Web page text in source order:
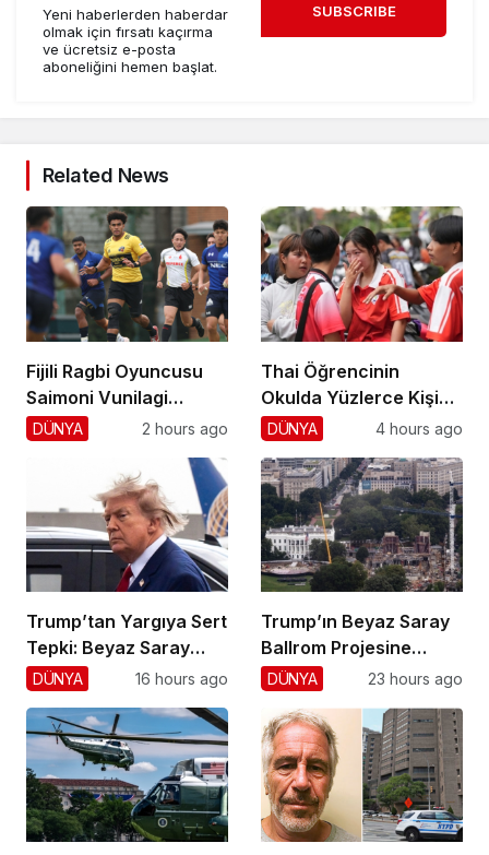
Yeni haberlerden haberdar
olmak için fırsatı kaçırma
ve ücretsiz e-posta
aboneliğini hemen başlat.
SUBSCRIBE
Related News
Fijili Ragbi Oyuncusu
Saimoni Vunilagi
Hayatını Kaybetti
DÜNYA 2 hours ago
Thai Öğrencinin
Okulda Yüzlerce Kişiyi
Vurdu!
DÜNYA 4 hours ago
Trump’tan Yargıya Sert
Tepki: Beyaz Saray
Krizi!
DÜNYA 16 hours ago
Trump’ın Beyaz Saray
Ballrom Projesine
Durdurma
DÜNYA 23 hours ago